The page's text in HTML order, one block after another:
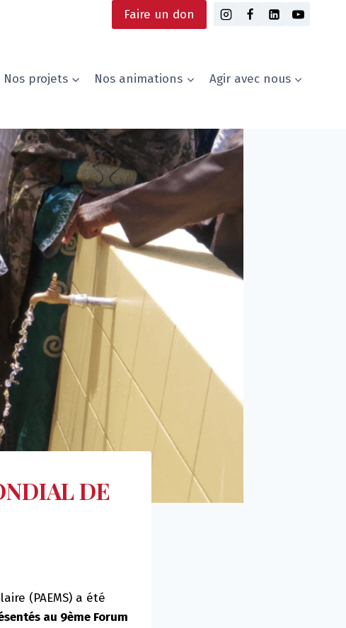
Faire un don
Nos projets Nos animations Agir avec nous
DE
(PAEMS) a été
au 9ème Forum